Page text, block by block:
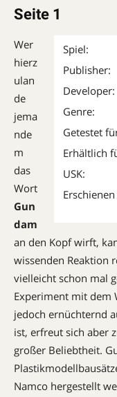
Seite 1
Spiel:
Publisher:
Developer:
Genre:
Getestet
Erhältlich
USK:
Wer
hierz
ulan
de
jema
nde
m
das
Wort
Gun
dam
an den Kopf wirft,
wissenden Reaktion
vielleicht schon mal
Experiment mit dem
jedoch ernüchternd
ist, erfreut sich aber
großer Beliebtheit.
Namco hergestellt